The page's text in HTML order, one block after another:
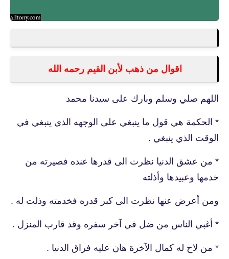
اقوال من ذهب لأبن القيم رحمه الله
اللهم صلي وسلم وبارك على سيدنا محمد
* الحكمة هي قول ما ينبغي على الوجهه الذي ينبغي في
الوقت الذي ينبغي .
* من عشق الدنيا نظرت الى قدرها عنده فصيرته من
خدمها وعبيدها وأذلته
ومن أعرض عنها نظرت الى كبر قدره فخدمته وذلت له .
* أغبي الناس من ضل في آخر سفره وقد قارب المنزل .
* من لاح له كمال الآخرة هان عليه فراق الدنيا .